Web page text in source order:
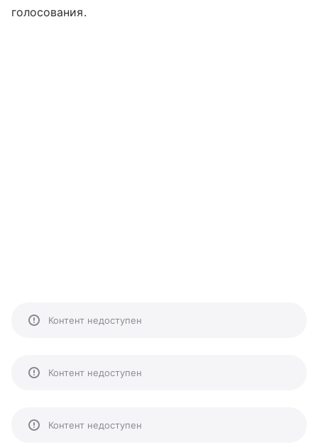
голосования.
Контент недоступен
Контент недоступен
Контент недоступен